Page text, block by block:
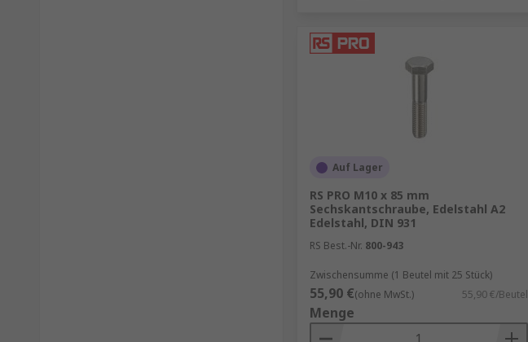
Auf Lager
RS PRO M10 x 85 mm
Sechskantschraube, Edelstahl A2
Edelstahl, DIN 931
RS Best.-Nr. 800-943
Zwischensumme (1 Beutel mit 25 Stück)
55,90 €(ohne MwSt.) 55,90 €/Beutel
Menge